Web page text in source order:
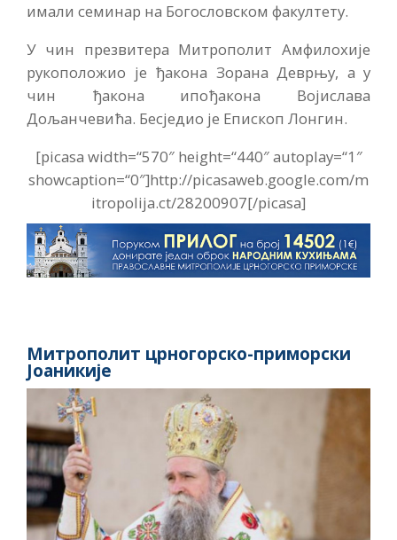
имали семинар на Богословском факултету.
У чин презвитера Митрополит Амфилохије
рукоположио је ђакона Зорана Деврњу, а у
чин ђакона ипођакона Војислава
Дољанчевића. Бесједио је Епископ Лонгин.
[picasa width=“570″ height=“440″ autoplay=“1″
showcaption=“0″]http://picasaweb.google.com/m
itropolija.ct/28200907[/picasa]
Митрополит црногорско-приморски
Јоаникије